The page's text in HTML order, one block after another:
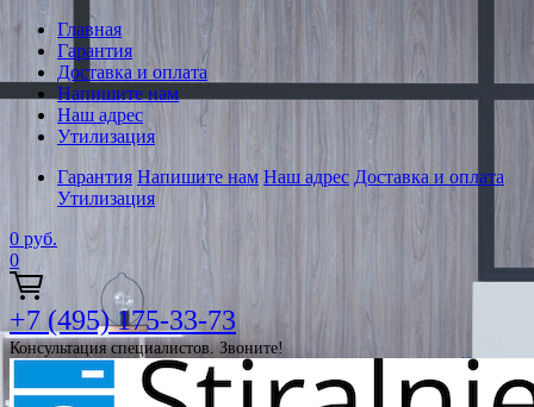
Главная
Гарантия
Доставка и оплата
Напишите нам
Наш адрес
Утилизация
Гарантия Напишите нам Наш адрес Доставка и оплата
Утилизация
0 руб.
0
+7 (495) 175-33-73
Консультация специалистов. Звоните!